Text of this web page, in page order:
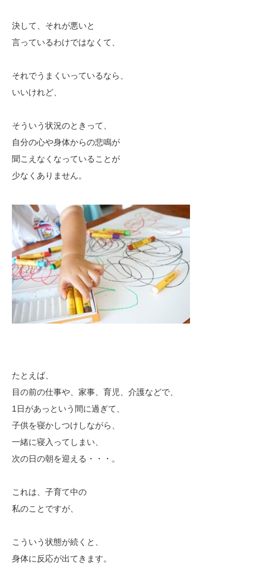
決して、それが悪いと
言っているわけではなくて、
それでうまくいっているなら、
いいけれど、
そういう状況のときって、
自分の心や身体からの悲鳴が
聞こえなくなっていることが
少なくありません。
たとえば、
目の前の仕事や、家事、育児、介護などで、
1日があっという間に過ぎて、
子供を寝かしつけしながら、
一緒に寝入ってしまい、
次の日の朝を迎える・・・。
これは、子育て中の
私のことですが、
こういう状態が続くと、
身体に反応が出てきます。